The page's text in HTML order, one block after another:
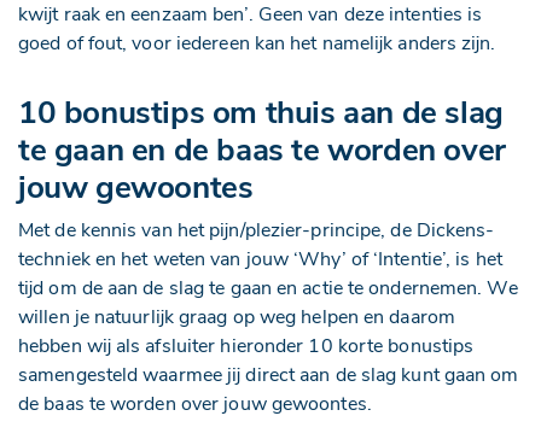
kwijt raak en eenzaam ben’. Geen van deze intenties is
goed of fout, voor iedereen kan het namelijk anders zijn.
10 bonustips om thuis aan de slag
te gaan en de baas te worden over
jouw gewoontes
Met de kennis van het pijn/plezier-principe, de Dickens-
techniek en het weten van jouw ‘Why’ of ‘Intentie’, is het
tijd om de aan de slag te gaan en actie te ondernemen. We
willen je natuurlijk graag op weg helpen en daarom
hebben wij als afsluiter hieronder 10 korte bonustips
samengesteld waarmee jij direct aan de slag kunt gaan om
de baas te worden over jouw gewoontes.